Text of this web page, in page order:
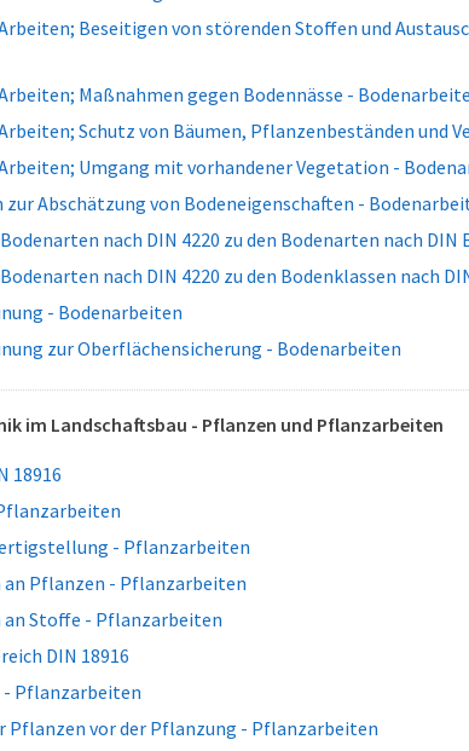
Beseitigen von störenden Stoffen und
Maßnahmen gegen Bodennässe -
Schutz von Bäumen, Pflanzenbeständen und
Umgang mit vorhandener Vegetation -
Abschätzung von Bodeneigenschaften -
nach DIN 4220 zu den Bodenarten nach DIN
nach DIN 4220 zu den Bodenklassen nach
- Bodenarbeiten
zur Oberflächensicherung - Bodenarbeiten
im Landschaftsbau - Pflanzen und Pflanzarbeiten
18916
- Pflanzarbeiten
Pflanzen - Pflanzarbeiten
Stoffe - Pflanzarbeiten
DIN 18916
Pflanzarbeiten
Pflanzen vor der Pflanzung - Pflanzarbeiten